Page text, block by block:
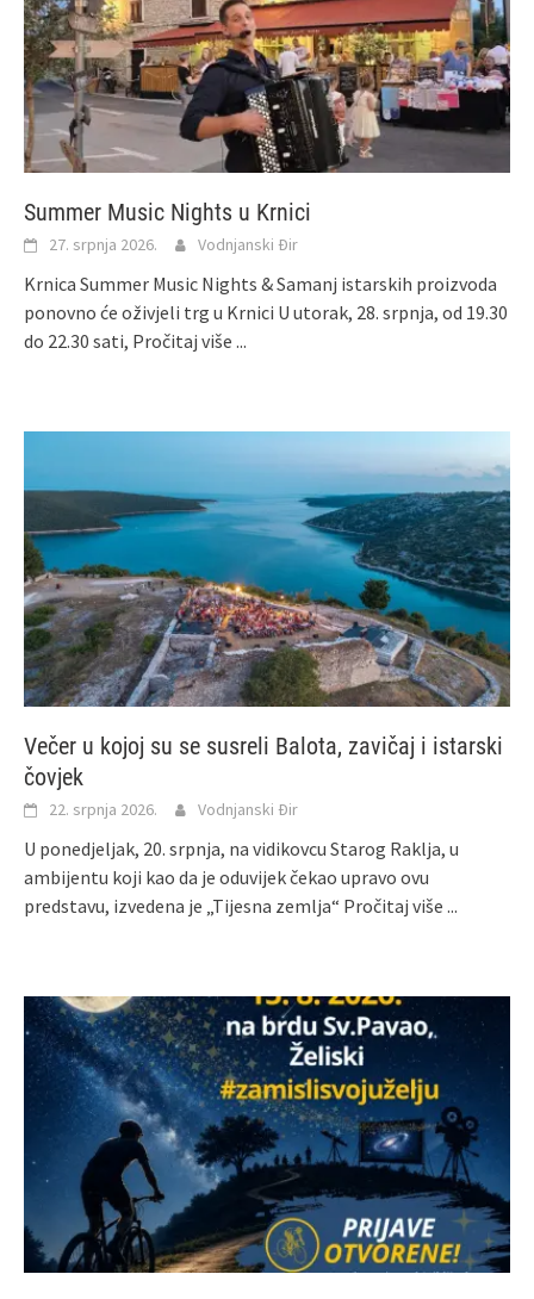
Summer Music Nights u Krnici
27. srpnja 2026. Vodnjanski Đir
Krnica Summer Music Nights & Samanj istarskih proizvoda
ponovno će oživjeli trg u Krnici U utorak, 28. srpnja, od 19.30
do 22.30 sati, Pročitaj više ...
Večer u kojoj su se susreli Balota, zavičaj i istarski
čovjek
22. srpnja 2026. Vodnjanski Đir
U ponedjeljak, 20. srpnja, na vidikovcu Starog Raklja, u
ambijentu koji kao da je oduvijek čekao upravo ovu
predstavu, izvedena je „Tijesna zemlja“ Pročitaj više ...